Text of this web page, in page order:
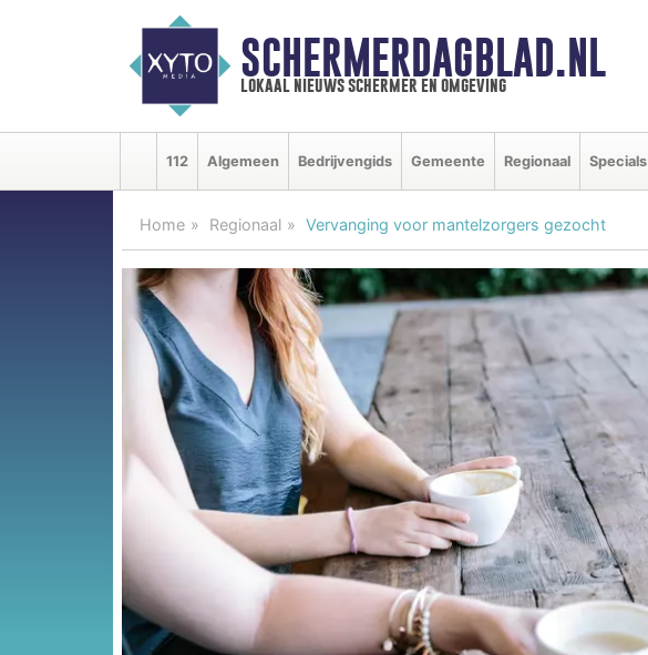
SCHERMERDAGBLAD.NL
lokaal nieuws schermer en omgeving
112 Algemeen Bedrijvengids Gemeente Regionaal Specials
Home Regionaal Vervanging voor mantelzorgers gezocht